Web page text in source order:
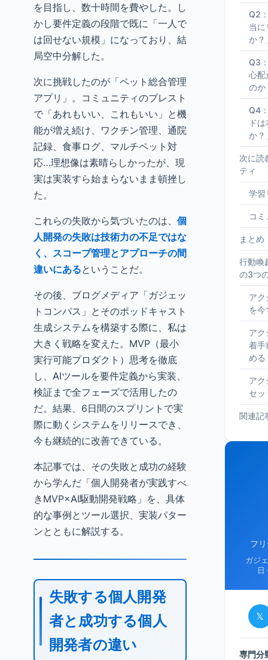
を目指し、数十時間を費やした。し
かし要件定義の段階で既に「一人で
は回せない規模」になっており、結
局空中分解した。
次に挑戦したのが「ペット総合管理
アプリ」。コミュニティのブレスト
で「あれもいい、これもいい」と機
能が増え続け、ワクチン管理、通院
記録、食事ログ、マルチペット対
応…理想像は素晴らしかったが、現
実は実装すら始まらないまま頓挫し
た。
これらの失敗から気づいたのは、 個
人開発の失敗は技術力の不足ではな
く、スコープ管理とアプローチの間
違いにあるということだ。
その後、ブログメディア「ガジェッ
トコンパス」とそのポッドキャスト
生成システムを構築する際に、私は
大きく戦略を変えた。MVP（最小
実行可能プロダクト）思考を徹底
し、AIツールを要件定義から実装、
検証まで全フェーズで活用したの
だ。結果、6日間のスプリントで実
際に動くシステムをリリースでき、
今も継続的に改善できている。
本記事では、その失敗と成功の経験
から学んだ「個人開発者が実践すべ
きMVP×AI駆動開発戦略」を、具体
的な事例とツール選択、実装パター
ンとともに解説する。
失敗する個人開発
者と成功する個人
開発者の違い
Q2
当に
か？
Q3
心配
のか
Q4
ド
か？
次に読
ティ
学習
コ
まとめ
行動喚
の3つ
ア
を今
ア
着手
める
ア
セッ
関連記
フ
ガジ
日
𝕏
専門分